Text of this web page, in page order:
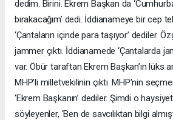
dedim. Birini. Ekrem Başkan da
bırakacağım’ dedi. İddianameye bir cep
‘Çantaların içinde para taşıyor’ dediler.
jammer çıktı. İddianamede ‘Çantalarda
var. Öbür taraftan Ekrem Başkan’ın lüks
MHP’li milletvekilinin çıktı. MHP’nin
‘Ekrem Başkanın’ dediler. Şimdi o
söyleyenler, ‘Ben de savcılıktan bilgi